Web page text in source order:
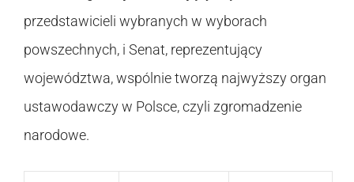
przedstawicieli wybranych w wyborach
powszechnych, i Senat, reprezentujący
województwa, wspólnie tworzą najwyższy organ
ustawodawczy w Polsce, czyli zgromadzenie
narodowe.